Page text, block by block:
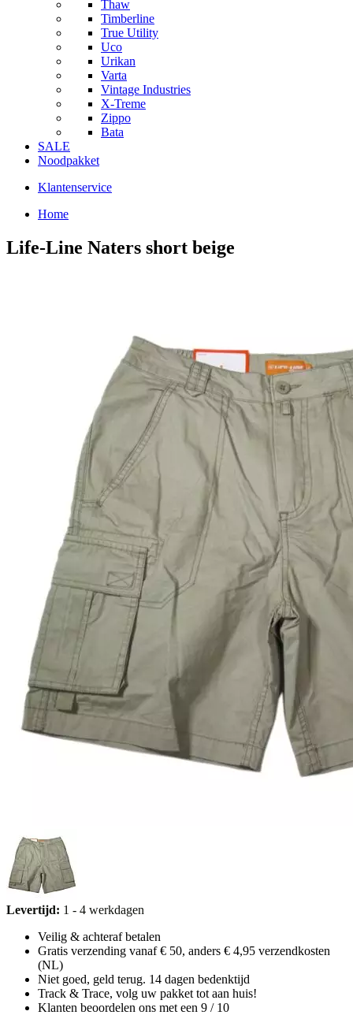
Thaw
Timberline
True Utility
Uco
Urikan
Varta
Vintage Industries
X-Treme
Zippo
Bata
SALE
Noodpakket
Klantenservice
Home
Life-Line Naters short beige
Levertijd: 1 - 4 werkdagen
Veilig & achteraf betalen
Gratis verzending vanaf € 50, anders € 4,95 verzendkosten
(NL)
Niet goed, geld terug. 14 dagen bedenktijd
Track & Trace, volg uw pakket tot aan huis!
Klanten beoordelen ons met een 9 / 10